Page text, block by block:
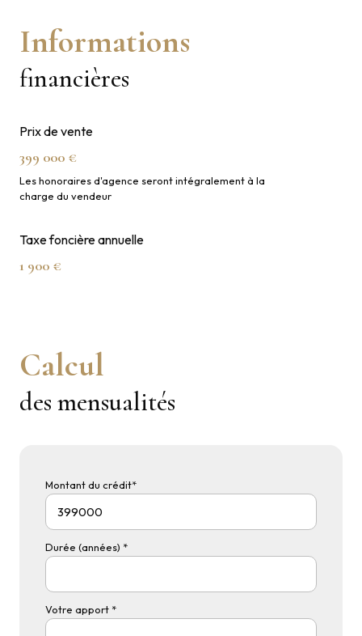
Informations
financières
Prix de vente
399 000 €
Les honoraires d'agence seront intégralement à la
charge du vendeur
Taxe foncière annuelle
1 900 €
Calcul
des mensualités
Montant du crédit*
Durée (années) *
Votre apport *